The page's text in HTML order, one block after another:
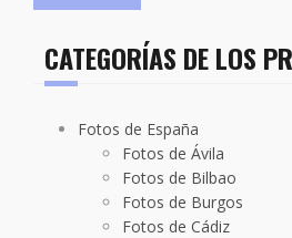
CATEGORÍAS DE LOS
Fotos de España
Fotos de Ávila
Fotos de Bilbao
Fotos de Burgos
Fotos de Cádiz